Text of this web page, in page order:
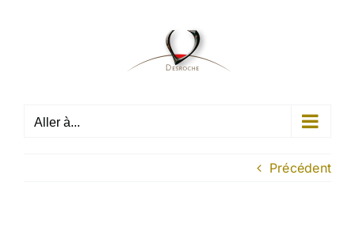
Aller à...
Précédent